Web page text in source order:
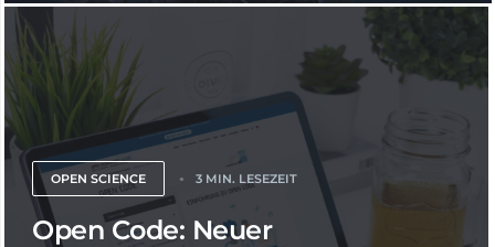
OPEN SCIENCE 3 MIN. LESEZEIT
Open Code: Neuer